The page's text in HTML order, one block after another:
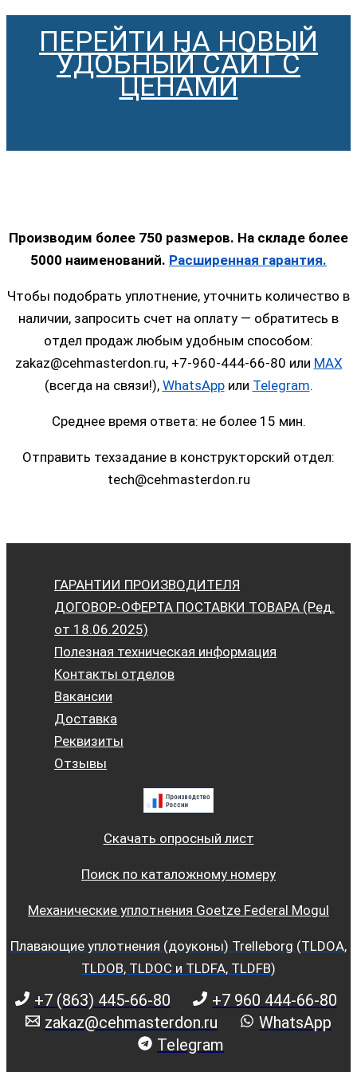
ПЕРЕЙТИ НА НОВЫЙ
УДОБНЫЙ САЙТ С
ЦЕНАМИ
Производим более 750 размеров. На складе более
5000 наименований. Расширенная гарантия.
Чтобы подобрать уплотнение, уточнить количество в
наличии, запросить счет на оплату — обратитесь в
отдел продаж любым удобным способом:
zakaz@cehmasterdon.ru, +7-960-444-66-80 или MAX
(всегда на связи!), WhatsAppили Telegram.
Среднее время ответа: не более 15 мин.
Отправить техзадание в конструкторский отдел:
tech@cehmasterdon.ru
ГАРАНТИИ ПРОИЗВОДИТЕЛЯ
ДОГОВОР-ОФЕРТА ПОСТАВКИ ТОВАРА (Ред.
от 18.06.2025)
Полезная техническая информация
Контакты отделов
Вакансии
Доставка
Реквизиты
Отзывы
Скачать опросный лист
Поиск по каталожному номеру
Механические уплотнения Goetze Federal Mogul
Плавающие уплотнения (доуконы) Trelleborg (TLDOA,
TLDOB, TLDOC и TLDFA, TLDFB)
+7 (863) 445-66-80
+7 960 444-66-80
zakaz@cehmasterdon.ru
WhatsApp
Telegram